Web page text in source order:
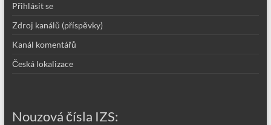
Přihlásit se
Zdroj kanálů (příspěvky)
Kanál komentářů
Česká lokalizace
Nouzová čísla IZS: